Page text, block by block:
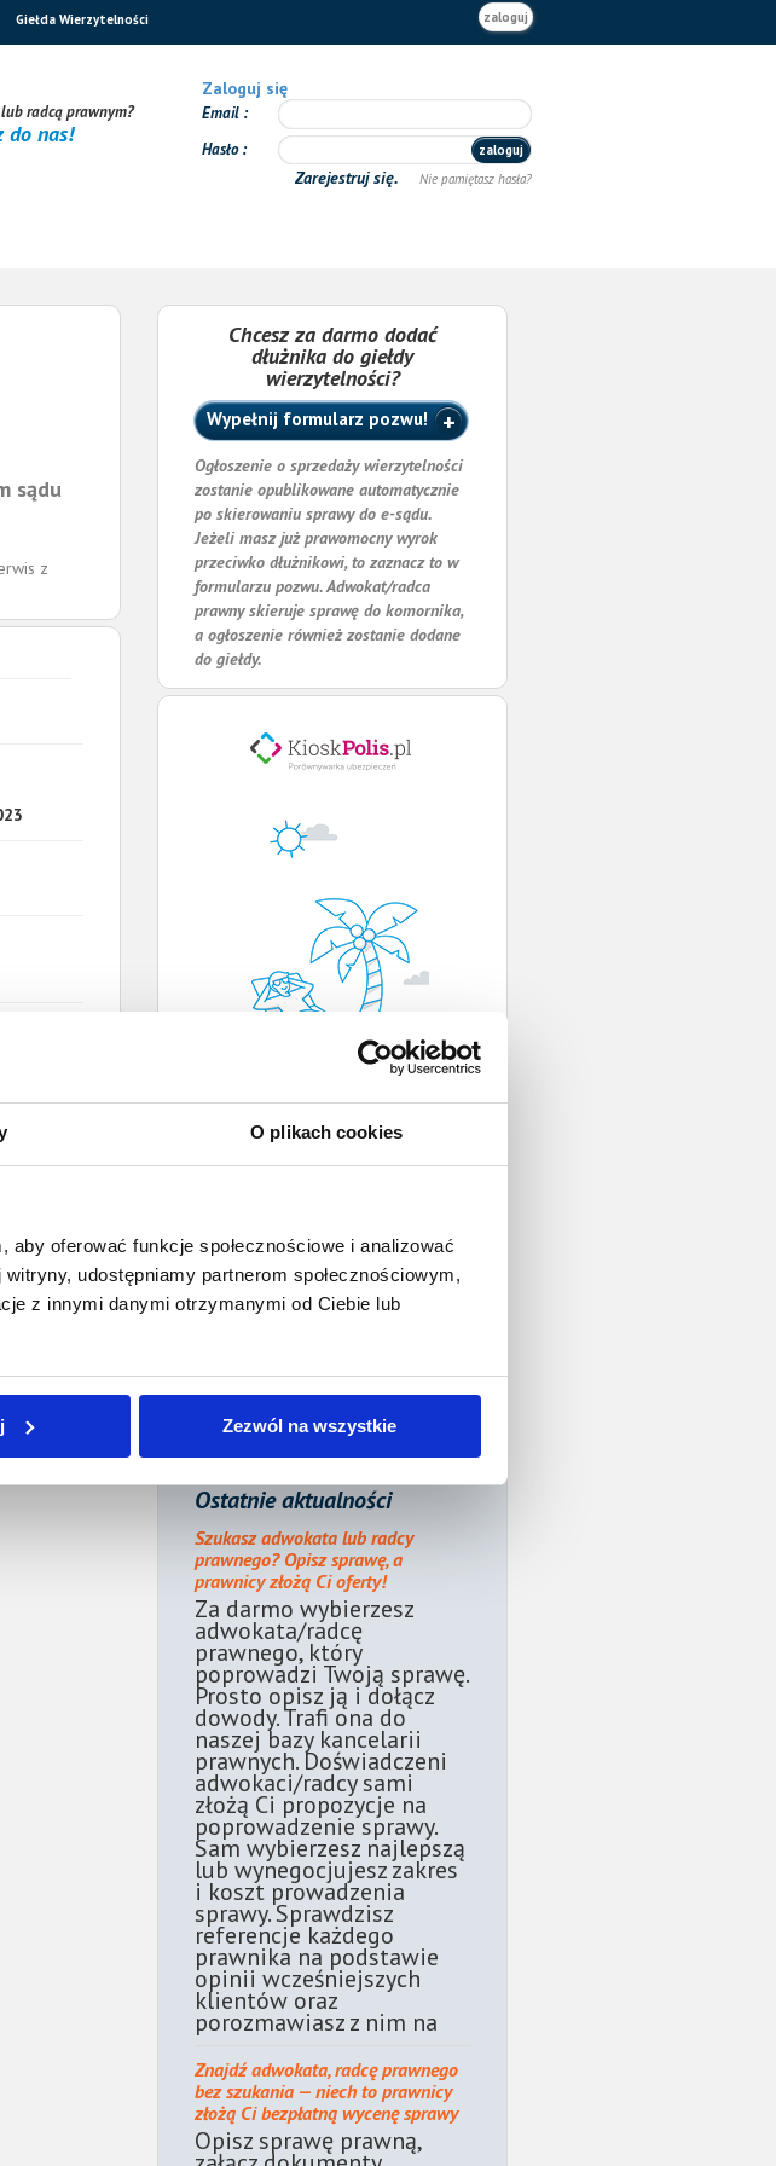
O plikach cookies
oferować funkcje społecznościowe i analizować
udostępniamy partnerom społecznościowym,
z innymi danymi otrzymanymi od Ciebie lub
Zezwól na wszystkie
Giełda Wierzytelności zaloguj
radcą prawnym?
do nas!
Zaloguj się
Email
Hasło
zaloguj
Zarejestruj się. Nie pamiętasz hasła?
sądu
z
Chcesz za darmo dodać
dłużnika do giełdy
wierzytelności?
Wypełnij formularz pozwu!
Ogłoszenie o sprzedaży wierzytelności
zostanie opublikowane automatycznie
po skierowaniu sprawy do e-sądu.
Jeżeli masz już prawomocny wyrok
przeciwko dłużnikowi, to zaznacz to w
formularzu pozwu. Adwokat/radca
prawny skieruje sprawę do komornika,
a ogłoszenie również zostanie dodane
do giełdy.
Ostatnie aktualności
Szukasz adwokata lub radcy
prawnego? Opisz sprawę, a
prawnicy złożą Ci oferty!
Za darmo wybierzesz
adwokata/radcę
prawnego, który
poprowadzi Twoją sprawę.
Prosto opisz ją i dołącz
dowody. Trafi ona do
naszej bazy kancelarii
prawnych. Doświadczeni
adwokaci/radcy sami
złożą Ci propozycje na
poprowadzenie sprawy.
Sam wybierzesz najlepszą
lub wynegocjujesz zakres
i koszt prowadzenia
sprawy. Sprawdzisz
referencje każdego
prawnika na podstawie
opinii wcześniejszych
klientów oraz
porozmawiasz z nim na
Znajdź adwokata, radcę prawnego
bez szukania — niech to prawnicy
złożą Ci bezpłatną wycenę sprawy
Opisz sprawę prawną,